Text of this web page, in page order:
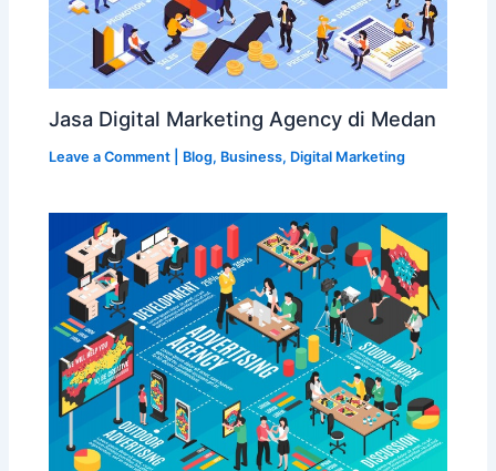
Jasa Digital Marketing Agency di Medan
Leave a Comment Blog, Business, Digital Marketing